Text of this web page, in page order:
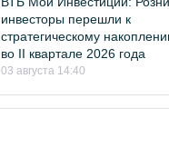
инвесторы перешли к
стратегическому
во II квартале 2026 года
03 августа 14:40